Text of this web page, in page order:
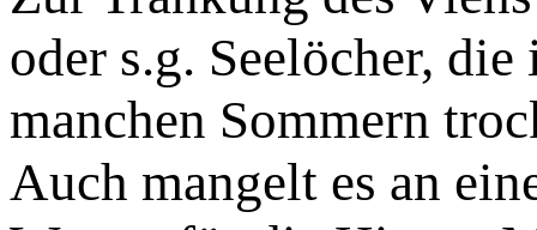
oder s.g. Seelöcher,
manchen Sommern
Auch mangelt es an